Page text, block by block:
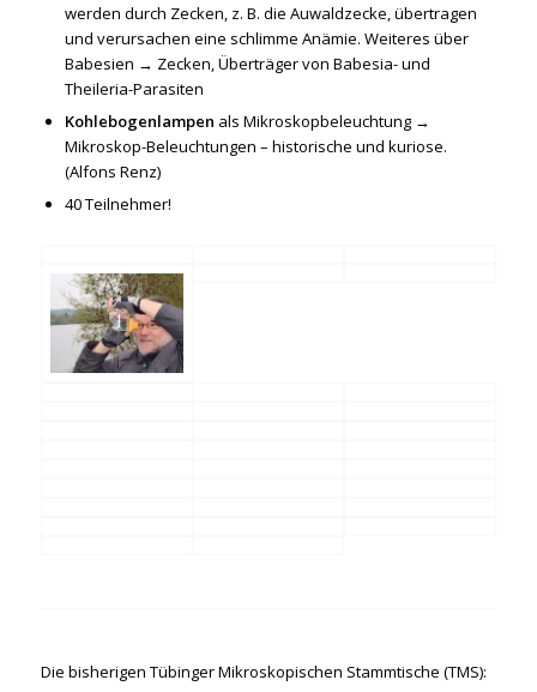
werden durch Zecken, z. B. die Auwaldzecke, übertragen
und verursachen eine schlimme Anämie. Weiteres über
Babesien → Zecken, Überträger von Babesia- und
Theileria-Parasiten
Kohlebogenlampen als Mikroskopbeleuchtung →
Mikroskop-Beleuchtungen – historische und kuriose.
(Alfons Renz)
40 Teilnehmer!
Die bisherigen Tübinger Mikroskopischen Stammtische (TMS):